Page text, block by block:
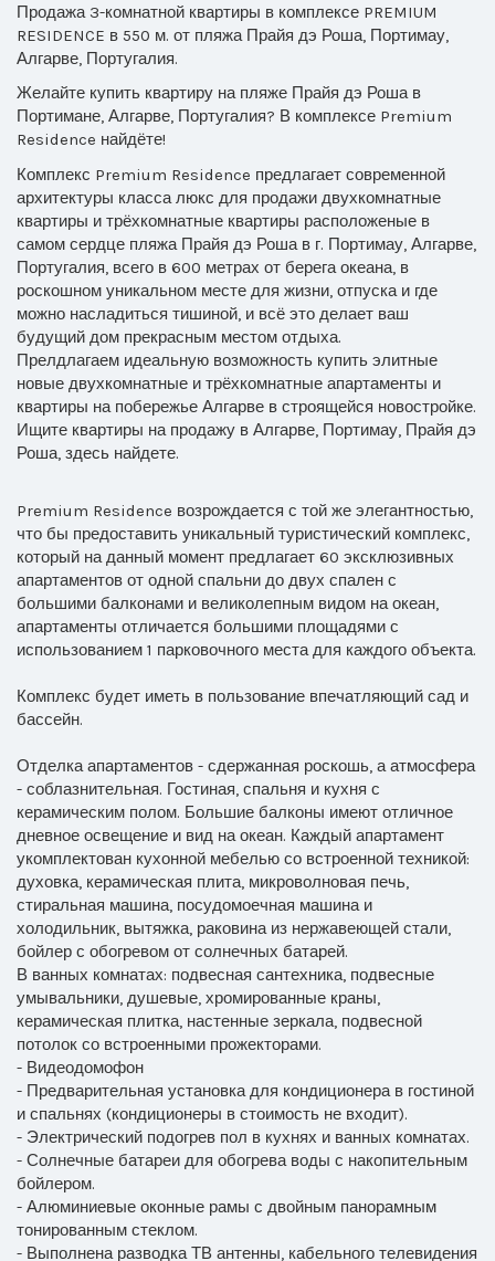
Продажа 3-комнатной квартиры в комплексе PREMIUM
RESIDENCE в 550 м. от пляжа Прайя дэ Роша, Портимау,
Алгарве, Португалия.
Желайте купить квартиру на пляже Прайя дэ Роша в
Портимане, Алгарве, Португалия? В комплексе Premium
Residence найдёте!
Комплекс Premium Residence предлагает современной
архитектуры класса люкс для продажи двухкомнатные
квартиры и трёхкомнатные квартиры расположеные в
самом сердце пляжа Прайя дэ Роша в г. Портимау, Алгарве,
Португалия, всего в 600 метрах от берега океана, в
роскошном уникальном месте для жизни, отпуска и где
можно насладиться тишиной, и всё это делает ваш
будущий дом прекрасным местом отдыха.
Прелдлагаем идеальную возможность купить элитные
новые двухкомнатные и трёхкомнатные апартаменты и
квартиры на побережье Алгарве в строящейся новостройке.
Ищите квартиры на продажу в Алгарве, Портимау, Прайя дэ
Роша, здесь найдете.
Premium Residence возрождается с той же элегантностью,
что бы предоставить уникальный туристический комплекс,
который на данный момент предлагает 60 эксклюзивных
апартаментов от одной спальни до двух спален с
большими балконами и великолепным видом на океан,
апартаменты отличается большими площадями с
использованием 1 парковочного места для каждого объекта.
Комплекс будет иметь в пользование впечатляющий сад и
бассейн.
Отделка апартаментов - сдержанная роскошь, а атмосфера
- соблазнительная. Гостиная, спальня и кухня с
керамическим полом. Большие балконы имеют отличное
дневное освещение и вид на океан. Каждый апартамент
укомплектован кухонной мебелью со встроенной техникой:
духовка, керамическая плита, микроволновая печь,
стиральная машина, посудомоечная машина и
холодильник, вытяжка, раковина из нержавеющей стали,
бойлер с обогревом от солнечных батарей.
В ванных комнатах: подвесная сантехника, подвесные
умывальники, душевые, хромированные краны,
керамическая плитка, настенные зеркала, подвесной
потолок со встроенными прожекторами.
- Видеодомофон
- Предварительная установка для кондиционера в гостиной
и спальнях (кондиционеры в стоимость не входит).
- Электрический подогрев пол в кухнях и ванных комнатах.
- Солнечные батареи для обогрева воды с накопительным
бойлером.
- Алюминиевые оконные рамы с двойным панорамным
тонированным стеклом.
- Выполнена разводка ТВ антенны, кабельного телевидения